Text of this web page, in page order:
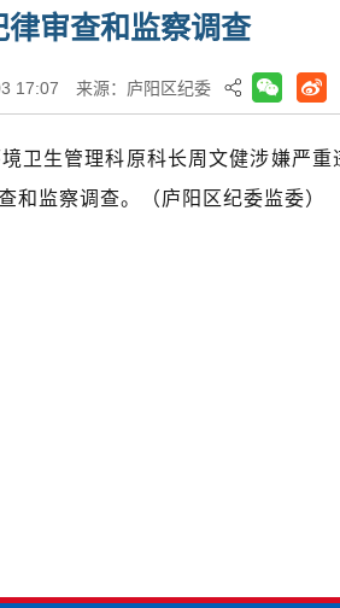
律审查和监察调查
17:07 来源：庐阳区纪委
生管理科原科长周文健涉嫌严重
和监察调查。（庐阳区纪委监委）